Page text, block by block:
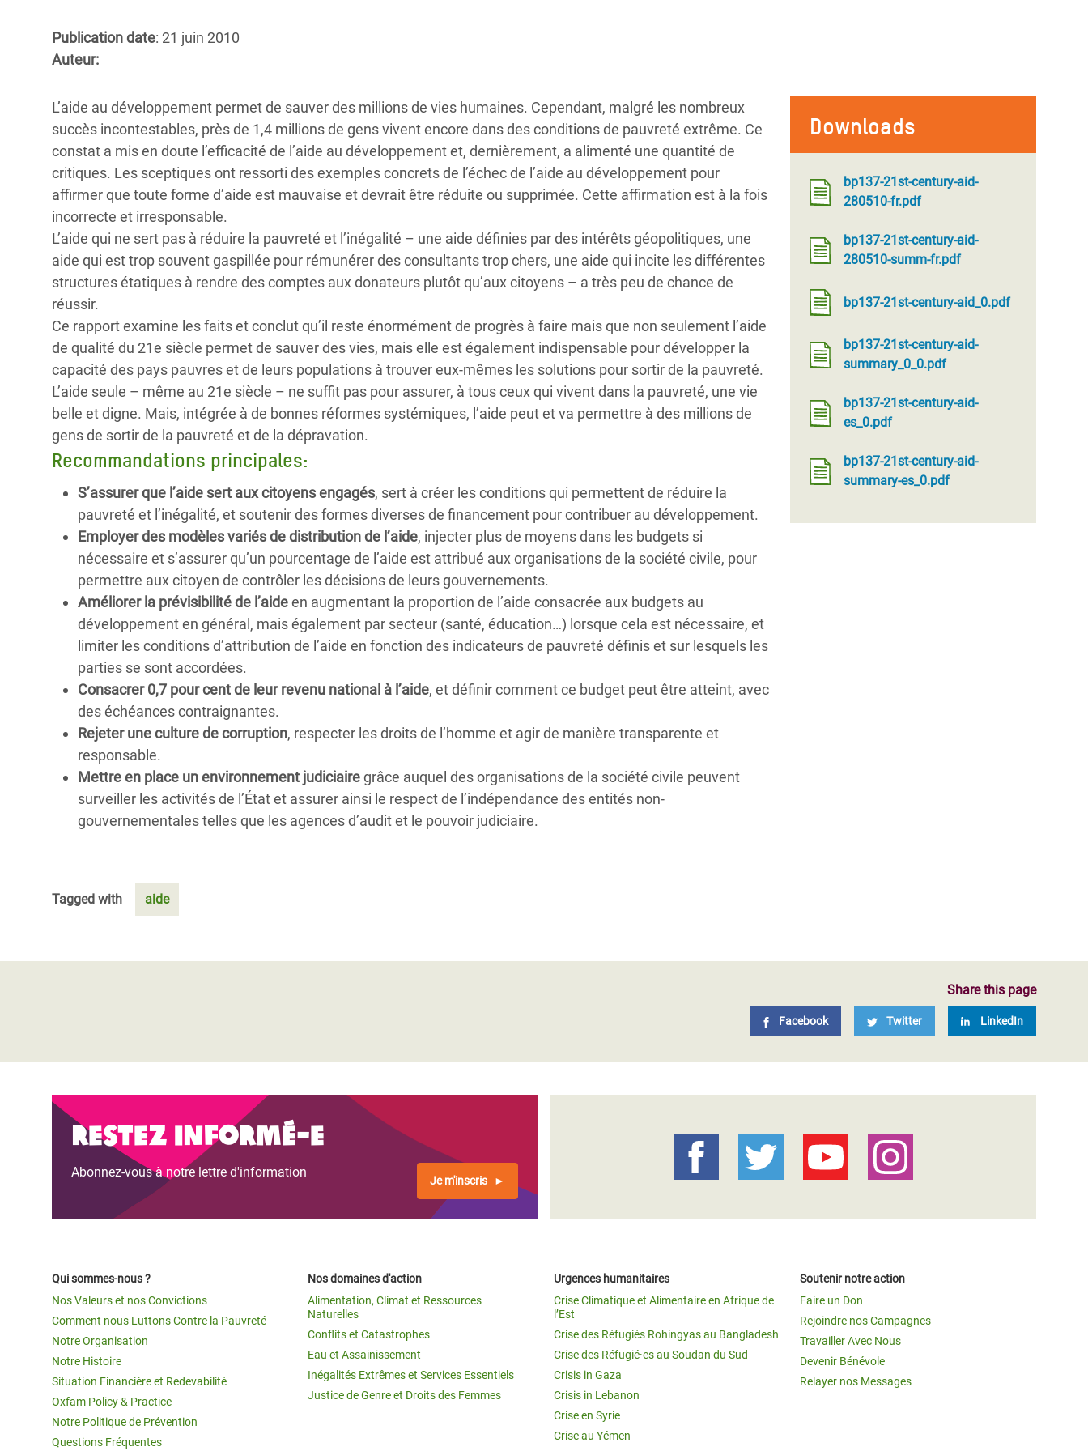
Inégalités Extrêmes et
Inequality and Rights in a
Digital Age
Crise des Réfugiés Rohingyas
au Bangladesh
Crise des Réfugié·es au
Crise en Syrie
Mettons Fin à la Souffrance qui se Cache
Les Violences Faites aux Femmes et aux
Filles, Ça Suffit !
Publication date: 21 juin 2010
Auteur:
Downloads
bp137-21st-century-aid-
280510-fr.pdf
bp137-21st-century-aid-
280510-summ-fr.pdf
bp137-21st-century-aid_0.pdf
bp137-21st-century-aid-
summary_0_0.pdf
bp137-21st-century-aid-
es_0.pdf
bp137-21st-century-aid-
summary-es_0.pdf
L’aide au développement permet de sauver des millions de vies humaines. Cependant, malgré les nombreux
succès incontestables, près de 1,4 millions de gens vivent encore dans des conditions de pauvreté extrême. Ce
constat a mis en doute l’efficacité de l’aide au développement et, dernièrement, a alimenté une quantité de
critiques. Les sceptiques ont ressorti des exemples concrets de l’échec de l’aide au développement pour
affirmer que toute forme d’aide est mauvaise et devrait être réduite ou supprimée. Cette affirmation est à la fois
incorrecte et irresponsable.
L’aide qui ne sert pas à réduire la pauvreté et l’inégalité – une aide définies par des intérêts géopolitiques, une
aide qui est trop souvent gaspillée pour rémunérer des consultants trop chers, une aide qui incite les différentes
structures étatiques à rendre des comptes aux donateurs plutôt qu’aux citoyens – a très peu de chance de
réussir.
Ce rapport examine les faits et conclut qu’il reste énormément de progrès à faire mais que non seulement l’aide
de qualité du 21e siècle permet de sauver des vies, mais elle est également indispensable pour développer la
capacité des pays pauvres et de leurs populations à trouver eux-mêmes les solutions pour sortir de la pauvreté.
L’aide seule – même au 21e siècle – ne suffit pas pour assurer, à tous ceux qui vivent dans la pauvreté, une vie
belle et digne. Mais, intégrée à de bonnes réformes systémiques, l’aide peut et va permettre à des millions de
gens de sortir de la pauvreté et de la dépravation.
Recommandations principales:
S’assurer que l’aide sert aux citoyens engagés, sert à créer les conditions qui permettent de réduire la
pauvreté et l’inégalité, et soutenir des formes diverses de financement pour contribuer au développement.
Employer des modèles variés de distribution de l’aide, injecter plus de moyens dans les budgets si
nécessaire et s’assurer qu’un pourcentage de l’aide est attribué aux organisations de la société civile, pour
permettre aux citoyen de contrôler les décisions de leurs gouvernements.
Améliorer la prévisibilité de l’aideen augmentant la proportion de l’aide consacrée aux budgets au
développement en général, mais également par secteur (santé, éducation…) lorsque cela est nécessaire, et
limiter les conditions d’attribution de l’aide en fonction des indicateurs de pauvreté définis et sur lesquels les
parties se sont accordées.
Consacrer 0,7 pour cent de leur revenu national à l’aide, et définir comment ce budget peut être atteint, avec
des échéances contraignantes.
Rejeter une culture de corruption, respecter les droits de l’homme et agir de manière transparente et
responsable.
Mettre en place un environnement judiciaire grâce auquel des organisations de la société civile peuvent
surveiller les activités de l’État et assurer ainsi le respect de l’indépendance des entités non-
gouvernementales telles que les agences d’audit et le pouvoir judiciaire.
Tagged with aide
Share this page
Facebook Twitter LinkedIn
Restez informé-e
Abonnez-vous à notre lettre d'information
Je m'inscris
Qui sommes-nous ?
Nos Valeurs et nos Convictions
Comment nous Luttons Contre la Pauvreté
Notre Organisation
Notre Histoire
Situation Financière et Redevabilité
Oxfam Policy & Practice
Notre Politique de Prévention
Questions Fréquentes
Nos domaines d'action
Alimentation, Climat et Ressources
Naturelles
Conflits et Catastrophes
Eau et Assainissement
Inégalités Extrêmes et Services Essentiels
Justice de Genre et Droits des Femmes
Urgences humanitaires
Crise Climatique et Alimentaire en Afrique de
l’Est
Crise des Réfugiés Rohingyas au Bangladesh
Crise des Réfugié·es au Soudan du Sud
Crisis in Gaza
Crisis in Lebanon
Crise en Syrie
Crise au Yémen
Soutenir notre action
Faire un Don
Rejoindre nos Campagnes
Travailler Avec Nous
Devenir Bénévole
Relayer nos Messages